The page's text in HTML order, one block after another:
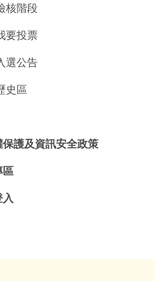
核階段
要投票
選公告
史區
保護及資訊安全政策
區
入